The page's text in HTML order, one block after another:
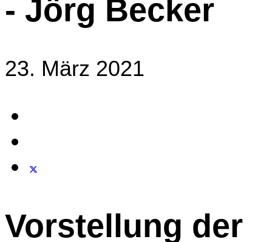
- Jörg Becker
23. März 2021
Vorstellung der